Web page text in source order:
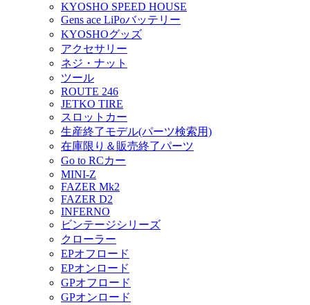
KYOSHO SPEED HOUSE
Gens ace LiPoバッテリー
KYOSHOグッズ
アクセサリー
ネジ・ナット
ツール
ROUTE 246
JETKO TIRE
スロットカー
生産終了モデル(パーツ検索用)
在庫限り＆販売終了パーツ
Go to RCカー
MINI-Z
FAZER Mk2
FAZER D2
INFERNO
ビンテージシリーズ
クローラー
EPオフロード
EPオンロード
GPオフロード
GPオンロード